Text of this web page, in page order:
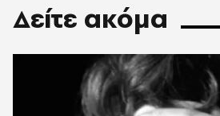
Δείτε ακόμα